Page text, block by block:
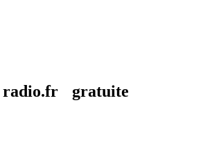
radio.fr gratuite